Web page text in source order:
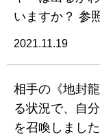
いますか？ 参
2021.11.19
相手の《地封
る状況で、自
を召喚しまし